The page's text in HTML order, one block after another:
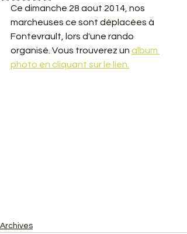
Ce dimanche 28 aout 2014, nos
marcheuses ce sont déplacées à
Fontevrault, lors d'une rando
organisé. Vous trouverez un album
photo en cliquant sur le lien.
Archives